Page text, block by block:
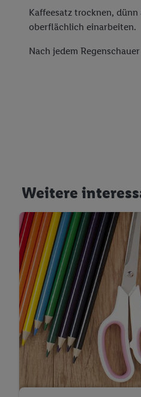
Kaffeesatz trocknen, dünn
oberflächlich einarbeiten.
Nach jedem
Weitere